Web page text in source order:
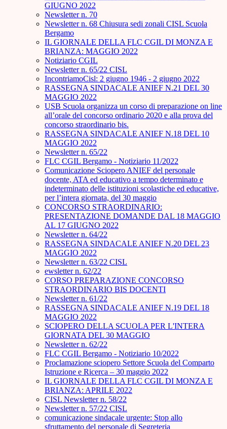
GIUGNO 2022
Newsletter n. 70
Newsletter n. 68 Chiusura sedi zonali CISL Scuola
Bergamo
IL GIORNALE DELLA FLC CGIL DI MONZA E
BRIANZA: MAGGIO 2022
Notiziario CGIL
Newsletter n. 65/22 CISL
IncontriamoCisl: 2 giugno 1946 - 2 giugno 2022
RASSEGNA SINDACALE ANIEF N.21 DEL 30
MAGGIO 2022
USB Scuola organizza un corso di preparazione on line
all’orale del concorso ordinario 2020 e alla prova del
concorso straordinario bis.
RASSEGNA SINDACALE ANIEF N.18 DEL 10
MAGGIO 2022
Newsletter n. 65/22
FLC CGIL Bergamo - Notiziario 11/2022
Comunicazione Sciopero ANIEF del personale
docente, ATA ed educativo a tempo determinato e
indeterminato delle istituzioni scolastiche ed educative,
per l’intera giornata, del 30 maggio
CONCORSO STRAORDINARIO:
PRESENTAZIONE DOMANDE DAL 18 MAGGIO
AL 17 GIUGNO 2022
Newsletter n. 64/22
RASSEGNA SINDACALE ANIEF N.20 DEL 23
MAGGIO 2022
Newsletter n. 63/22 CISL
ewsletter n. 62/22
CORSO PREPARAZIONE CONCORSO
STRAORDINARIO BIS DOCENTI
Newsletter n. 61/22
RASSEGNA SINDACALE ANIEF N.19 DEL 18
MAGGIO 2022
SCIOPERO DELLA SCUOLA PER L'INTERA
GIORNATA DEL 30 MAGGIO
Newsletter n. 62/22
FLC CGIL Bergamo - Notiziario 10/2022
Proclamazione sciopero Settore Scuola del Comparto
Istruzione e Ricerca – 30 maggio 2022
IL GIORNALE DELLA FLC CGIL DI MONZA E
BRIANZA: APRILE 2022
CISL Newsletter n. 58/22
Newsletter n. 57/22 CISL
comunicazione sindacale urgente: Stop allo
sfruttamento del personale di Segreteria